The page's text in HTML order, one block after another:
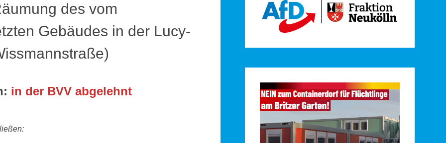
des vom
Gebäudes in der Lucy-
in der BVV abgelehnt